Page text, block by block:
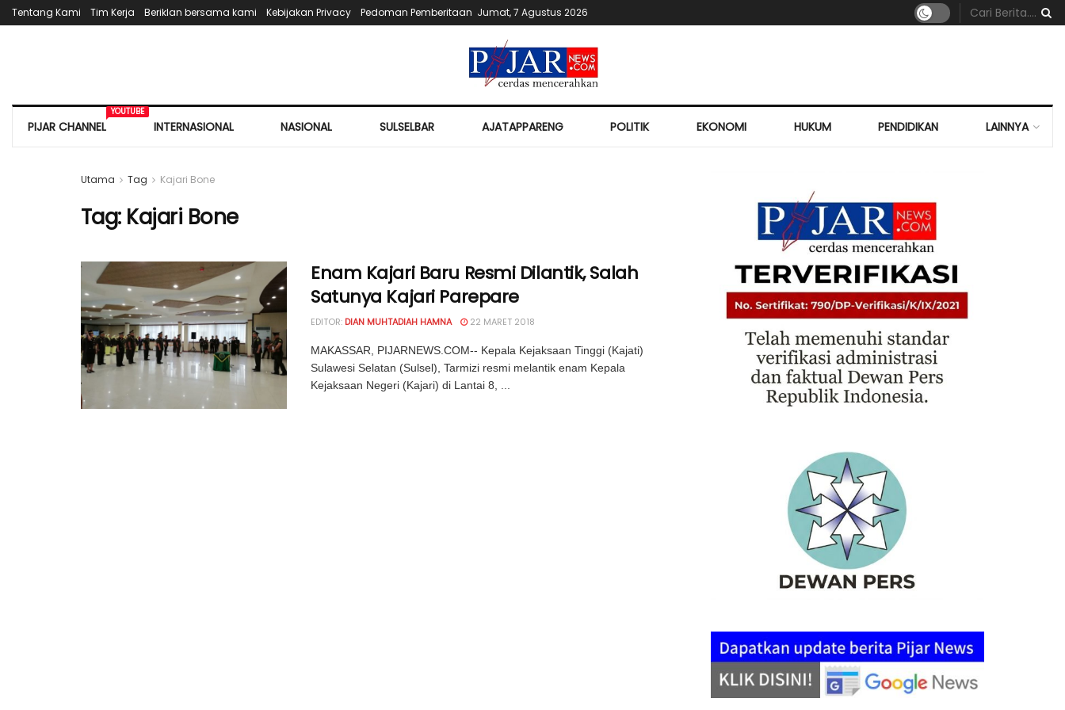
Tentang Kami Tim Kerja Beriklan bersama kami Kebijakan Privacy Pedoman Pemberitaan Jumat, 7 Agustus 2026
PIJAR CHANNEL
YOUTUBE
INTERNASIONAL NASIONAL SULSELBAR AJATAPPARENG POLITIK EKONOMI HUKUM PENDIDIKAN LAINNYA
Utama Tag Kajari Bone
Tag: Kajari Bone
Enam Kajari Baru Resmi Dilantik, Salah
Satunya Kajari Parepare
EDITOR: DIAN MUHTADIAH HAMNA 22 MARET 2018
MAKASSAR, PIJARNEWS.COM-- Kepala Kejaksaan Tinggi (Kajati)
Sulawesi Selatan (Sulsel), Tarmizi resmi melantik enam Kepala
Kejaksaan Negeri (Kajari) di Lantai 8, ...